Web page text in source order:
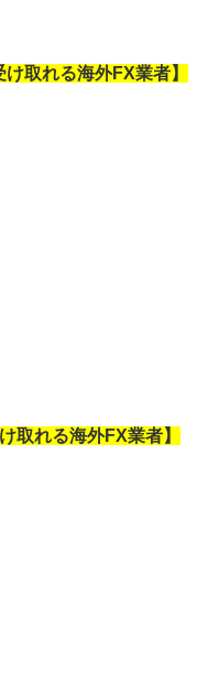
取れる海外FX業者】
取れる海外FX業者】